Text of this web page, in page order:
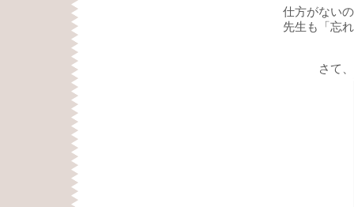
仕方がない
先生も「忘
さて